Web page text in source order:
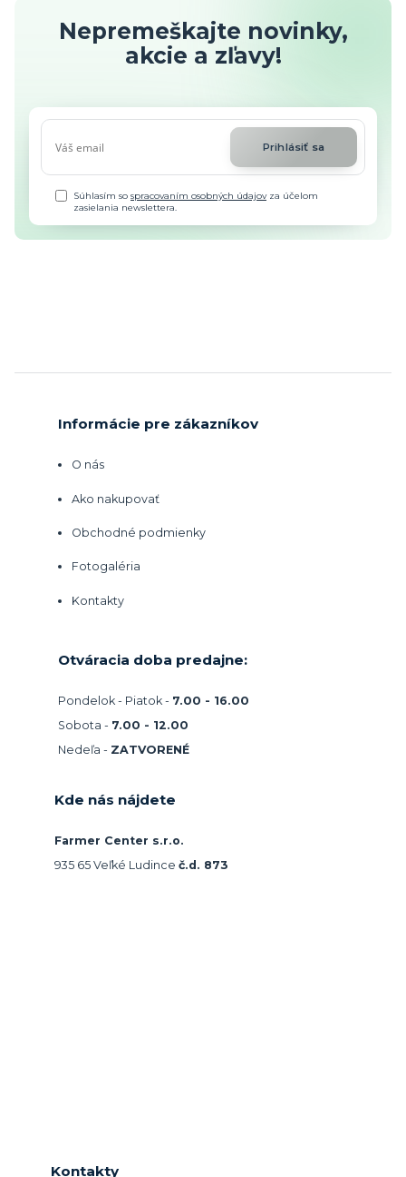
Nepremeškajte novinky,
akcie a zľavy!
Prihlásiť sa
Súhlasím sospracovaním osobných údajovza účelom
zasielania newslettera.
Informácie pre zákazníkov
O nás
Ako nakupovať
Obchodné podmienky
Fotogaléria
Kontakty
Otváracia doba predajne:
Pondelok - Piatok - 7.00 - 16.00
Sobota - 7.00 - 12.00
Nedeľa - ZATVORENÉ
Kde nás nájdete
Farmer Center s.r.o.
935 65 Veľké Ludince č.d. 873
Kontakty